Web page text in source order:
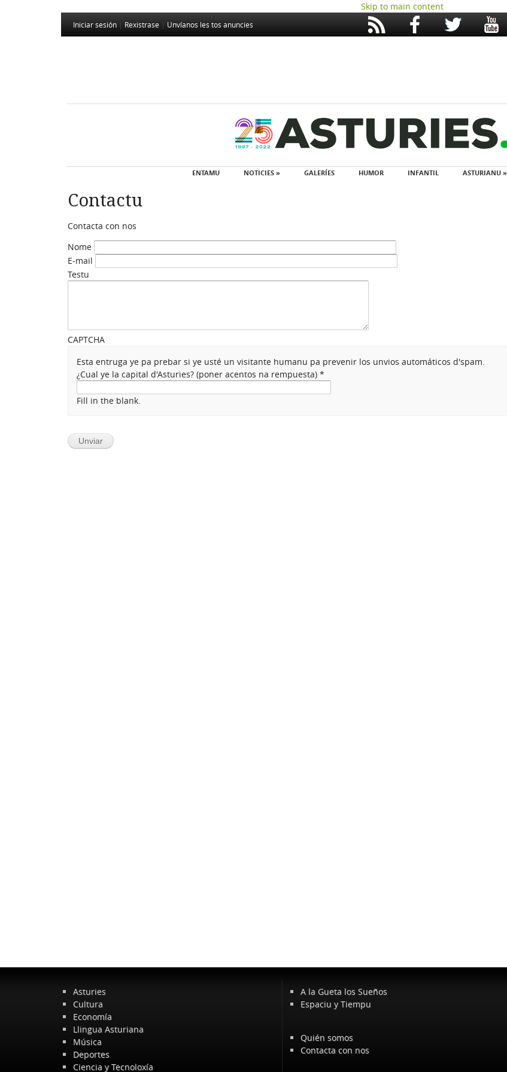
Skip to main content
Iniciar sesión Rexistrase Unvíanos les tos anuncies
ENTAMU NOTICIES » GALERÍES HUMOR INFANTIL ASTURIANU »
Contactu
Contacta con nos
Nome
E-mail
Testu
CAPTCHA
Esta entruga ye pa prebar si ye usté un visitante humanu pa prevenir los unvios automáticos d'spam.
¿Cual ye la capital d'Asturies? (poner acentos na rempuesta)*
Fill in the blank.
Asturies
Cultura
Economía
Llingua Asturiana
Música
Deportes
Ciencia y Tecnoloxía
A la Gueta los Sueños
Espaciu y Tiempu
Quién somos
Contacta con nos